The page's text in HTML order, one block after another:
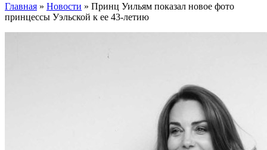
Главная » Новости » Принц Уильям показал новое фото
принцессы Уэльской к ее 43-летию